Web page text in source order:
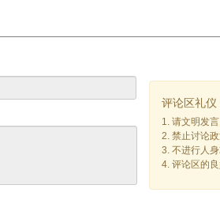
评论区礼仪
1. 请文明发
2. 禁止讨论
3. 不进行人
4. 评论区的